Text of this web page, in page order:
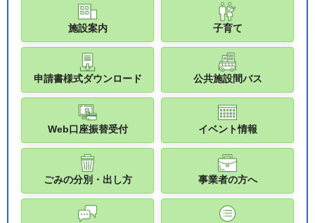
施設案内 子育て
申請書様式ダウンロード 公共施設間バス
Web口座振替受付 イベント情報
ごみの分別・出し方 事業者の方へ